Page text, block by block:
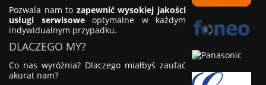
Pozwala nam to zapewnić wysokiej jakości
usługi serwisoweoptymalne w każdym
indywidualnym przypadku.
DLACZEGO MY?
Co nas wyróżnia? Dlaczego miałbyś zaufać
akurat nam?